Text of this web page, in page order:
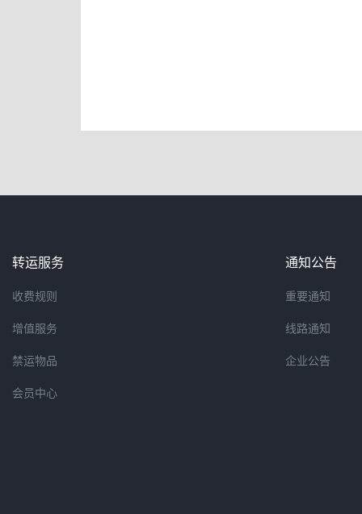
转运服务
收费规则
增值服务
禁运物品
会员中心
通知公告
重要通知
线路通知
企业公告